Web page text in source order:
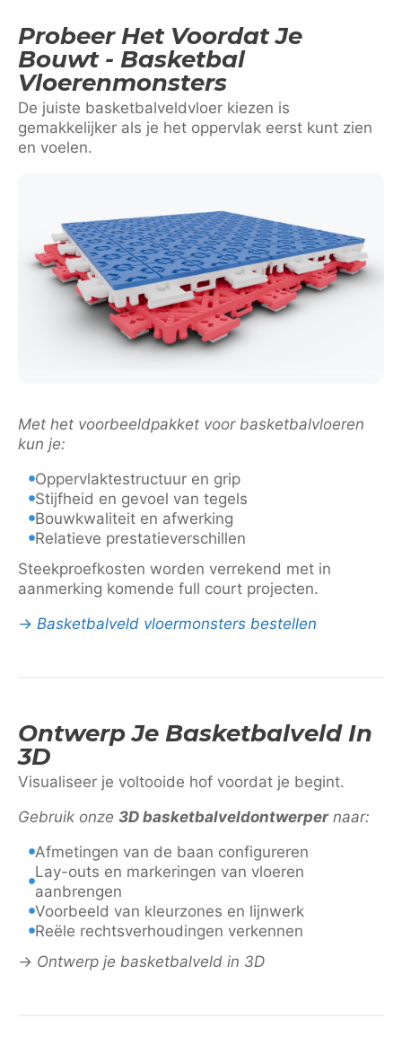
Probeer Het Voordat Je
Bouwt - Basketbal
Vloerenmonsters
De juiste basketbalveldvloer kiezen is
gemakkelijker als je het oppervlak eerst kunt zien
en voelen.
Met het voorbeeldpakket voor basketbalvloeren
kun je:
Oppervlaktestructuur en grip
Stijfheid en gevoel van tegels
Bouwkwaliteit en afwerking
Relatieve prestatieverschillen
Steekproefkosten worden verrekend met in
aanmerking komende full court projecten.
→ Basketbalveld vloermonsters bestellen
Ontwerp Je Basketbalveld In
3D
Visualiseer je voltooide hof voordat je begint.
Gebruik onze 3D basketbalveldontwerpernaar:
Afmetingen van de baan configureren
Lay-outs en markeringen van vloeren
aanbrengen
Voorbeeld van kleurzones en lijnwerk
Reële rechtsverhoudingen verkennen
→ Ontwerp je basketbalveld in 3D